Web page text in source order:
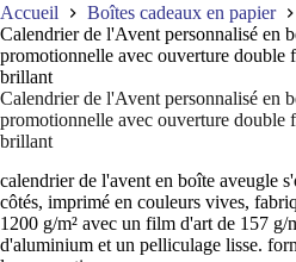
Accueil
Boîtes cadeaux en papier
Calendrier de l'Avent personnalisé en
promotionnelle avec ouverture double
brillant
Calendrier de l'Avent personnalisé en
promotionnelle avec ouverture double
brillant
calendrier de l'avent en boîte aveugle
côtés, imprimé en couleurs vives,
1200 g/m² avec un film d'art de 157 g/
d'aluminium et un pelliculage lisse.